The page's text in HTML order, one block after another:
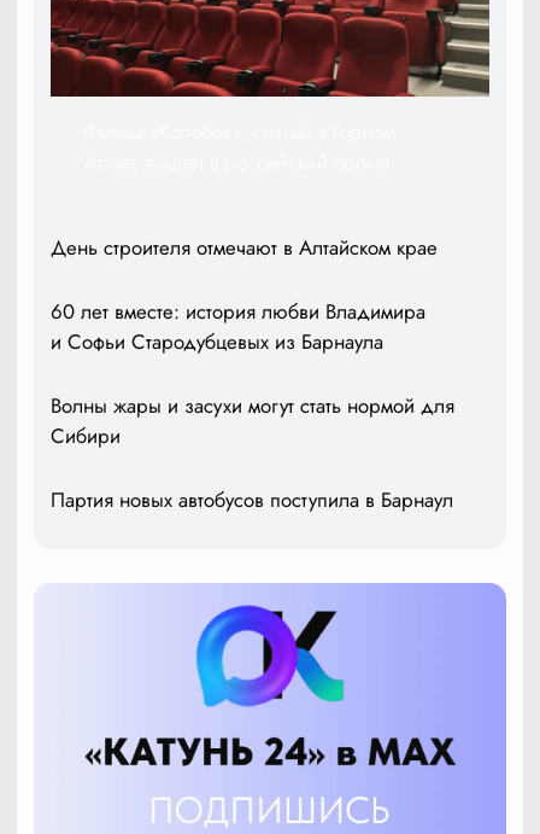
День строителя отмечают в Алтайском крае
60 лет вместе: история любви Владимира
и Софьи Стародубцевых из Барнаула
Волны жары и засухи могут стать нормой для
Сибири
Партия новых автобусов поступила в Барнаул